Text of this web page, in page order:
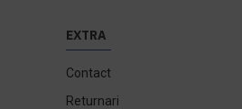
EXTRA
Contact
Returnari